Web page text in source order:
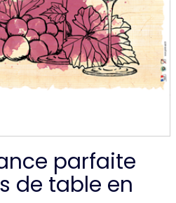
parfaite
de table en